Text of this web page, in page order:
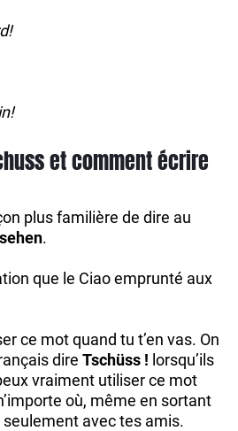
et comment écrire
plus familière de dire au
.
que le Ciao emprunté aux
ce mot quand tu t’en vas. On
dire Tschüss ! lorsqu’ils
vraiment utiliser ce mot
où, même en sortant
seulement avec tes amis.